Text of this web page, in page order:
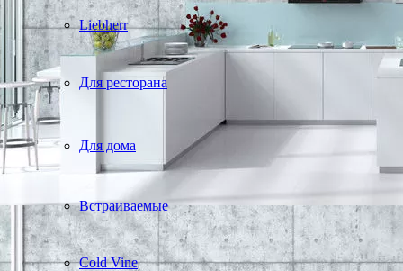
Liebherr
Для ресторана
Для дома
Встраиваемые
Cold Vine